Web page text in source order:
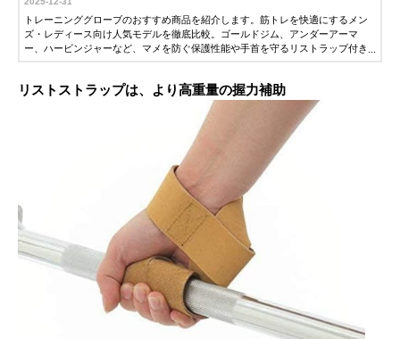
トレーニンググローブのおすすめ商品を紹介します。筋トレを快適にするメン
ズ・レディース向け人気モデルを徹底比較。ゴールドジム、アンダーアーマ
ー、ハービンジャーなど、マメを防ぐ保護性能や手首を守るリストラップ付き
リストストラップは、より高重量の握力補助